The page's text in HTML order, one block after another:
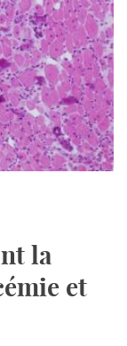
la
et